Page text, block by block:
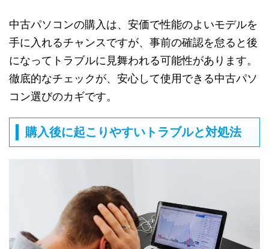
中古パソコンの購入は、安価で性能のよいモデルを
手に入れるチャンスですが、事前の確認を怠ると後
になってトラブルに見舞われる可能性があります。
徹底的なチェックが、安心して使用できる中古パソ
コン選びのカギです。
購入後に起こりやすいトラブルと対処法